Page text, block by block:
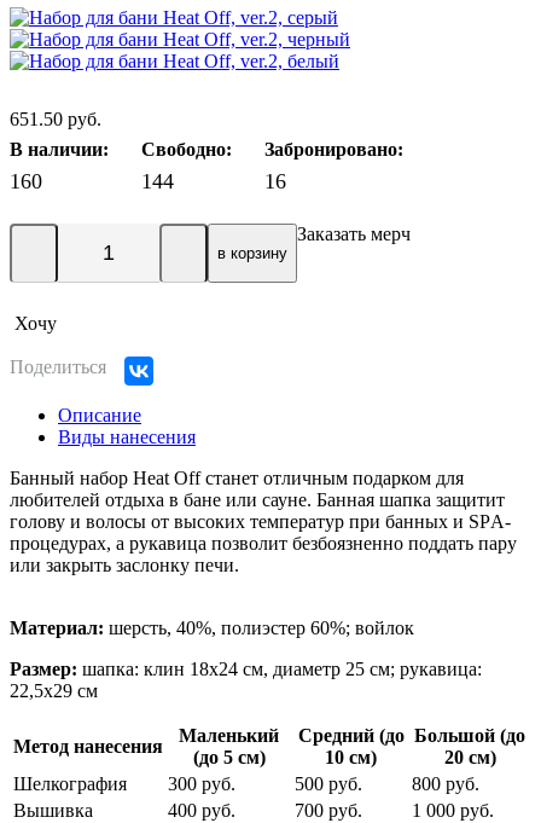
651.50 руб.
В наличии:
160
Свободно:
144
Забронировано:
16
в корзину
Заказать мерч
Хочу
Поделиться
Описание
Виды нанесения
Банный набор Heat Off станет отличным подарком для
любителей отдыха в бане или сауне. Банная шапка защитит
голову и волосы от высоких температур при банных и SPА-
процедурах, а рукавица позволит безбоязненно поддать пару
или закрыть заслонку печи.
Материал: шерсть, 40%, полиэстер 60%; войлок
Размер: шапка: клин 18х24 см, диаметр 25 см; рукавица:
22,5х29 см
Метод нанесения
Маленький
(до 5 см)
Средний (до
10 см)
Большой (до
20 см)
Шелкография
300 руб. 500 руб.
800 руб.
Вышивка
400 руб. 700 руб.
1 000 руб.